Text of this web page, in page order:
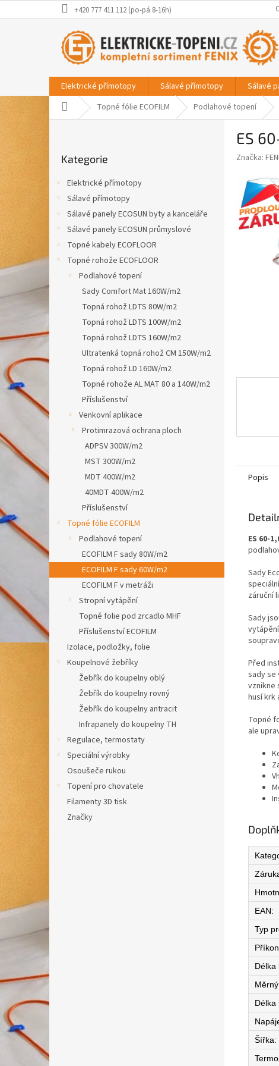
na
+420 777 411 112 (po-pá 8-16h)
Elektrické přímotopy Sálavé přímotopy Sálavé
Domů Topné fólie ECOFILM Podlahové topení
a
e
kategorie
Kategorie
Elektrické přímotopy
Sálavé přímotopy
Sálavé panely ECOSUN byty a kanceláře
Sálavé panely ECOSUN průmyslové
Topné kabely ECOFLOOR
Topné rohože ECOFLOOR
Podlahové topení
Sady Comfort Mat 160W/m2
Topná rohož LDTS 80W/m2
Topná rohož LDTS 100W/m2
Topná rohož LDTS 160W/m2
Ultratenká topná rohož CM 150W/m2
Topná rohož LD 160W/m2
Topné rohože AL MAT 80 a 140W/m2
Příslušenství
Venkovní aplikace
Protimrazová ochrana ploch
ADPSV 300W/m2
MST 300W/m2
MDT 400W/m2
40MDT 400W/m2
Příslušenství
Topné fólie ECOFILM
Podlahové topení
ECOFILM F sady 80W/m2
ECOFILM F sady 60W/m2
ECOFILM F v metráži
Stropní vytápění
Topné folie pod zrcadlo MHF
Příslušenství ECOFILM
Izolace, podložky, folie
Koupelnové žebříky
Žebřík do koupelny oblý
Žebřík do koupelny rovný
Žebřík do koupelny antracit
Infrapanely do koupelny TH
Regulace, termostaty
Speciální výrobky
Osoušeče rukou
Topení pro chovatele
Filamenty 3D tisk
Značky
ES
Značka:
Popis
ES 60-
Sady
záruční
Sady
Před
sady se
vznikne
husí krk
Topné
ale
EAN:
Typ
Příkon
Délka
Délka
Šířka: